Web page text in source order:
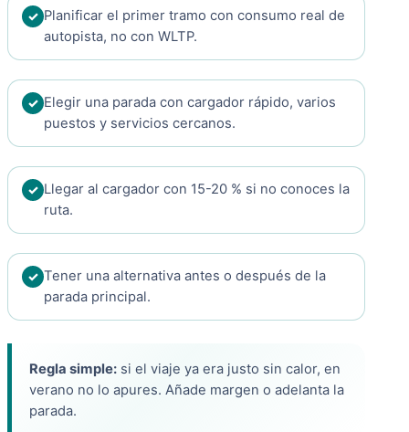
Planificar el primer tramo con consumo real de
autopista, no con WLTP.
Elegir una parada con cargador rápido, varios
puestos y servicios cercanos.
Llegar al cargador con 15-20 % si no conoces la
ruta.
Tener una alternativa antes o después de la
parada principal.
Regla simple: si el viaje ya era justo sin calor, en
verano no lo apures. Añade margen o adelanta la
parada.